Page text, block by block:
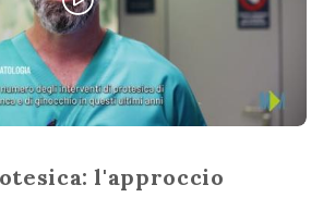
l'approccio